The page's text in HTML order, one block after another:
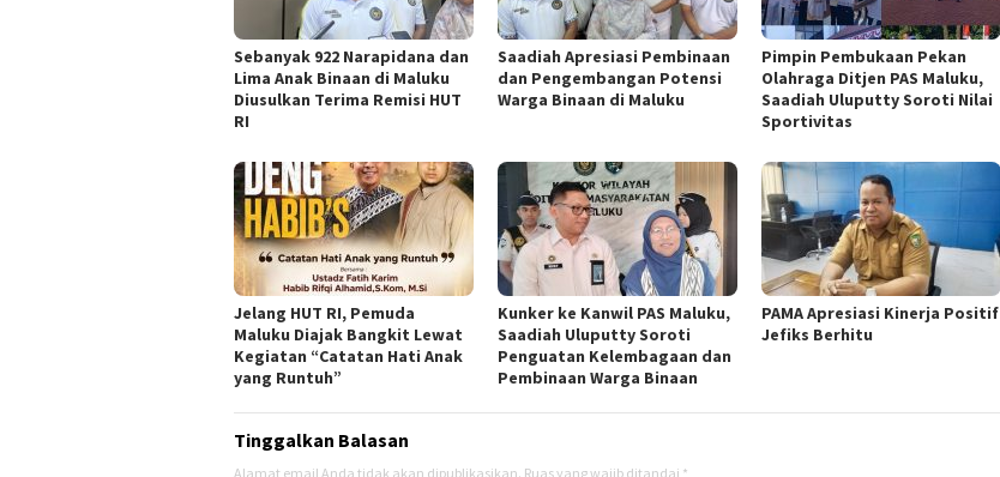
Sebanyak 922 Narapidana dan
Lima Anak Binaan di Maluku
Diusulkan Terima Remisi HUT
RI
Saadiah Apresiasi Pembinaan
dan Pengembangan Potensi
Warga Binaan di Maluku
Pimpin Pembukaan Pekan
Olahraga Ditjen PAS Maluku,
Saadiah Uluputty Soroti Nilai
Sportivitas
Jelang HUT RI, Pemuda
Maluku Diajak Bangkit Lewat
Kegiatan “Catatan Hati Anak
yang Runtuh”
Kunker ke Kanwil PAS Maluku,
Saadiah Uluputty Soroti
Penguatan Kelembagaan dan
Pembinaan Warga Binaan
PAMA Apresiasi Kinerja Positif
Jefiks Berhitu
Tinggalkan Balasan
Alamat email Anda tidak akan dipublikasikan. Ruas yang wajib ditandai *